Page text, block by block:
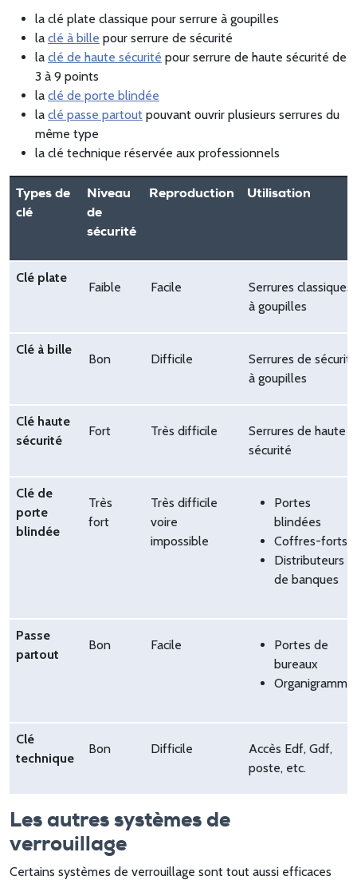
la clé plate classique pour serrure à goupilles
la clé à bille pour serrure de sécurité
la clé de haute sécurité pour serrure de haute sécurité de
3 à 9 points
la clé de porte blindée
la clé passe partout pouvant ouvrir plusieurs serrures du
même type
la clé technique réservée aux professionnels
Types de
clé
Niveau
de
sécurité
Reproduction Utilisation
Clé plate
Faible Facile
Serrures classiques
à goupilles
Clé à bille
Bon Difficile
Serrures de sécurité
à goupilles
Clé haute
sécurité
Fort Très difficile
Serrures de haute
sécurité
Clé de
porte
blindée
Très
fort
Très difficile
voire
impossible
Portes
blindées
Coffres-forts
Distributeurs
de banques
Passe
partout
Bon Facile
Portes de
bureaux
Clé
technique
Bon Difficile
Accès Edf, Gdf,
poste, etc.
Les autres systèmes de
verrouillage
Certains systèmes de verrouillage sont tout aussi efficaces